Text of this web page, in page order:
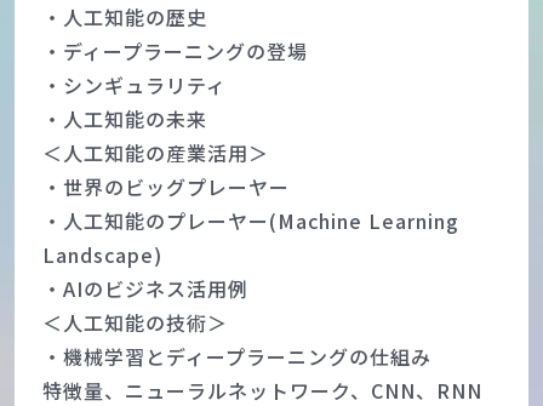
・人工知能の歴史
・ディープラーニングの登場
・シンギュラリティ
・人工知能の未来
＜人工知能の産業活用＞
・世界のビッグプレーヤー
・人工知能のプレーヤー(Machine Learning
Landscape)
・AIのビジネス活用例
＜人工知能の技術＞
・機械学習とディープラーニングの仕組み
特徴量、ニューラルネットワーク、CNN、RNN